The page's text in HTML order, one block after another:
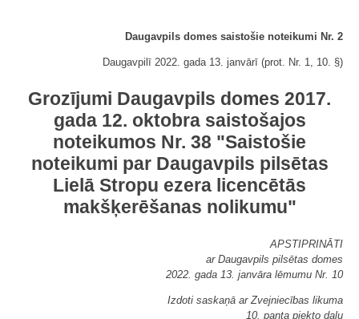
Daugavpils domes saistošie noteikumi Nr. 2
Daugavpilī 2022. gada 13. janvārī (prot. Nr. 1, 10. §)
Grozījumi Daugavpils domes 2017.
gada 12. oktobra saistošajos
noteikumos Nr. 38 "Saistošie
noteikumi par Daugavpils pilsētas
Lielā Stropu ezera licencētās
makšķerēšanas nolikumu"
APSTIPRINĀTI
ar Daugavpils pilsētas domes
2022. gada 13. janvāra lēmumu Nr. 10
Izdoti saskaņā ar Zvejniecības likuma
10. panta piekto daļu